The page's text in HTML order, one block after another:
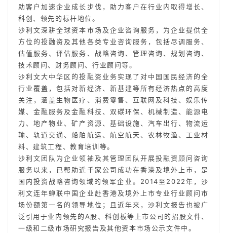
助客户加速企业成长步伐，助力客户在行业内取得增长、
科创、领先的标杆地位。
沙利文深耕全球资本市场及企业咨询服务，为企业提供全
方位的投融资及其他各类专业咨询服务，包括尽调服务、
估值服务、评估服务、战略咨询、管理咨询、规划咨询、
技术顾问、财务顾问、行业顾问等。
沙利文大中华区的投融资业务实现了对中国国民经济的全
行业覆盖，包括对新经济、新基建等所有经济热点的高度
关注，涵盖生物医疗、消费零售、互联网及科技、娱乐传
媒、金融服务及金融科技、双碳环保、机械制造、能源电
力、地产物业、矿产资源、基础设施、汽车出行、物流运
输、轨道交通、船舶航运、航空航天、农林牧渔、工业材
料、建筑工程、教育培训等。
沙利文团队为企业领袖及其管理团队开展投融资顾问咨询
服务以来，已帮助近千家公司成功在香港及境外上市，是
国内投资战略咨询领域的领军企业。2014至2022年，沙
利文连年蝉联中国企业赴香港及境外上市专业行业顾问市
场份额第一名的领导地位；且近年来，沙利文报告也被广
泛引用于业内领先的A股、科创板等上市公司的招股文件、
一级和二级市场研究报告及其他资本市场公示文件中。